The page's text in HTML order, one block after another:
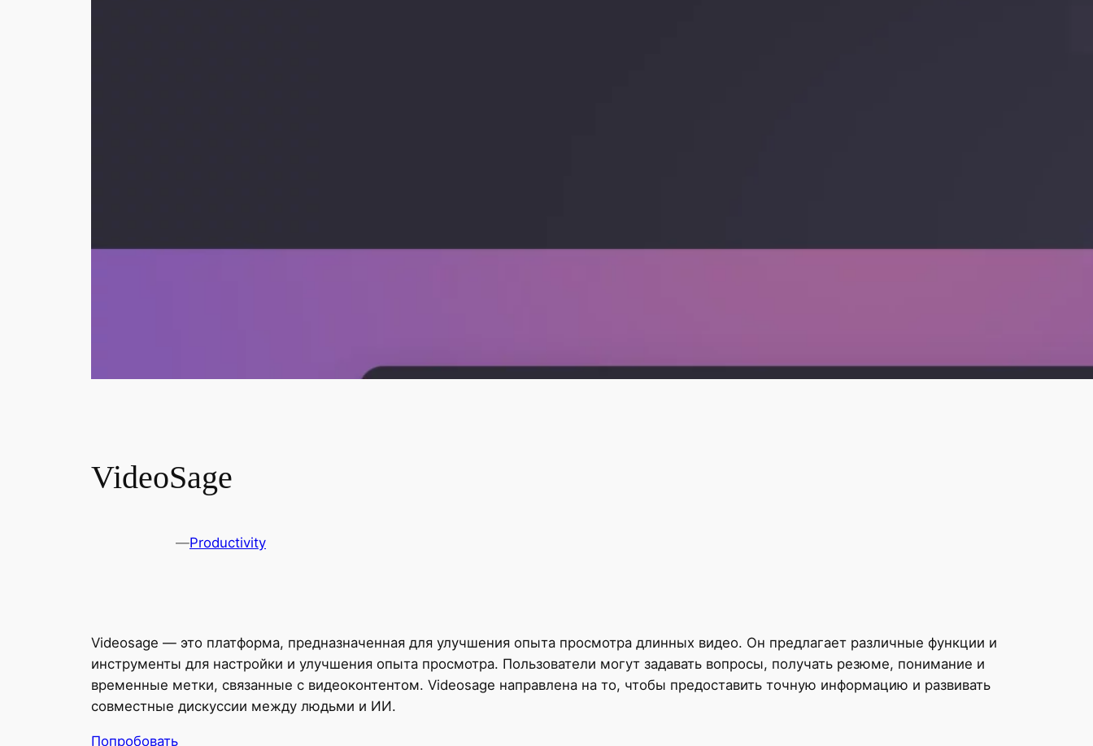
VideoSage
—Productivity
Videosage — это платформа, предназначенная для улучшения опыта просмотра длинных видео. Он предлагает различные функции и
инструменты для настройки и улучшения опыта просмотра. Пользователи могут задавать вопросы, получать резюме, понимание и
временные метки, связанные с видеоконтентом. Videosage направлена ​​на то, чтобы предоставить точную информацию и развивать
совместные дискуссии между людьми и ИИ.
Попробовать